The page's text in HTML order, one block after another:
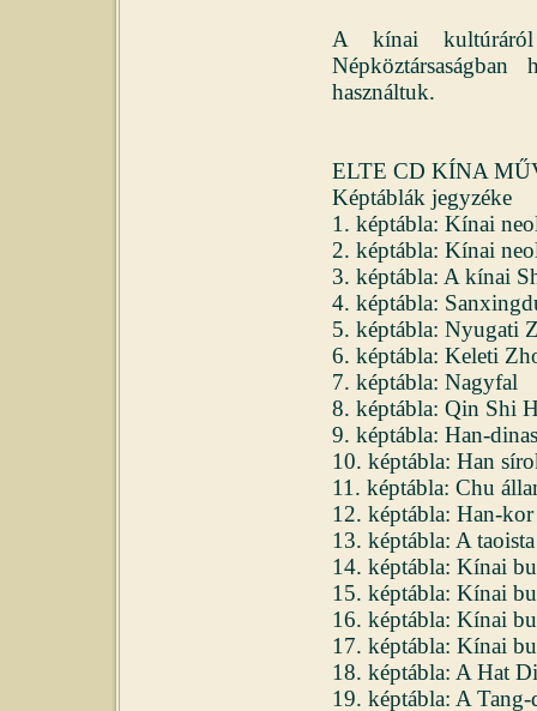
A kínai kultúráról
használtuk.
ELTE CD KÍNA
Képtáblák jegyzéke
1. képtábla: Kínai
2. képtábla: Kínai
3. képtábla: A kínai
4. képtábla:
5. képtábla: Nyugati
6. képtábla: Keleti
7. képtábla: Nagyfal
8. képtábla: Qin Shi
9. képtábla: Han-
10. képtábla: Han
11. képtábla: Chu
12. képtábla: Han-
13. képtábla: A
14. képtábla: Kínai
15. képtábla: Kínai
16. képtábla: Kínai
17. képtábla: Kínai
18. képtábla: A Hat
19. képtábla: A Tang-